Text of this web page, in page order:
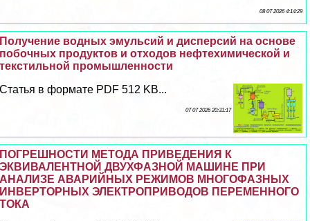
08 07 2026 4:14:29
Получение водных эмульсий и дисперсий на основе
побочных продуктов и отходов нефтехимической и
текстильной промышленности
Статья в формате PDF 512 KB...
07 07 2026 20:31:17
ПОГРЕШНОСТИ МЕТОДА ПРИВЕДЕНИЯ К
ЭКВИВАЛЕНТНОЙ ДВУХФАЗНОЙ МАШИНЕ ПРИ
АНАЛИЗЕ АВАРИЙНЫХ РЕЖИМОВ МНОГОФАЗНЫХ
ИНВЕРТОРНЫХ ЭЛЕКТРОПРИВОДОВ ПЕРЕМЕННОГО
ТОКА